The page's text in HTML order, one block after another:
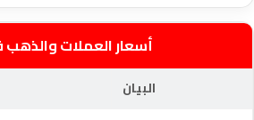
أسعار العملات
البيان